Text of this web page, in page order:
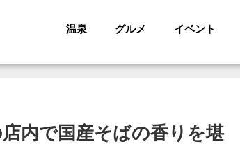
温泉 グルメ イベント
内で国産そばの香りを堪